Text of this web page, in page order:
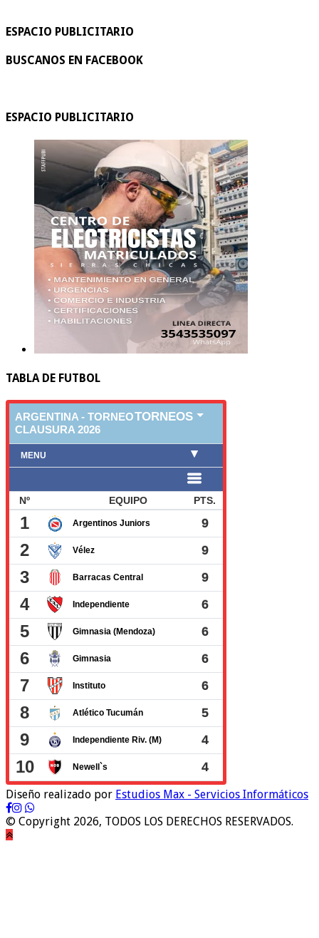
ESPACIO PUBLICITARIO
BUSCANOS EN FACEBOOK
ESPACIO PUBLICITARIO
TABLA DE FUTBOL
Diseño realizado por Estudios Max - Servicios Informáticos
© Copyright 2026, TODOS LOS DERECHOS RESERVADOS.